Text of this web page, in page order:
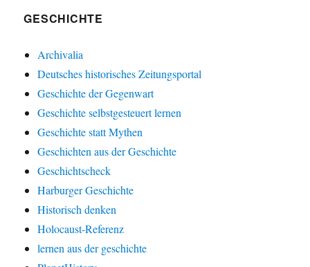
GESCHICHTE
Archivalia
Deutsches historisches Zeitungsportal
Geschichte der Gegenwart
Geschichte selbstgesteuert lernen
Geschichte statt Mythen
Geschichten aus der Geschichte
Geschichtscheck
Harburger Geschichte
Historisch denken
Holocaust-Referenz
lernen aus der geschichte